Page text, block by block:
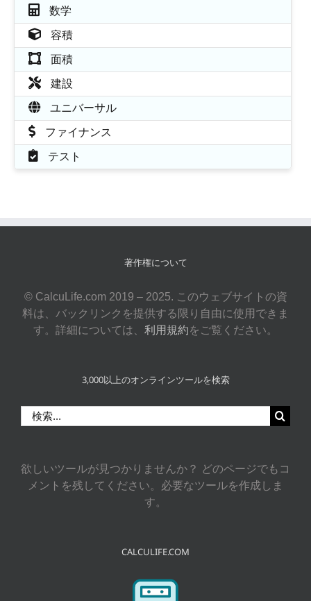
数学
容積
面積
建設
ユニバーサル
ファイナンス
テスト
著作権について
© CalcuLife.com 2019 – 2025. このウェブサイトの資
料は、バックリンクを提供する限り自由に使用できま
す。詳細については、 利用規約をご覧ください。
3,000以上のオンラインツールを検索
索
欲しいツールが見つかりませんか？ どのページでもコ
メントを残してください。必要なツールを作成しま
す。
CALCULIFE.COM